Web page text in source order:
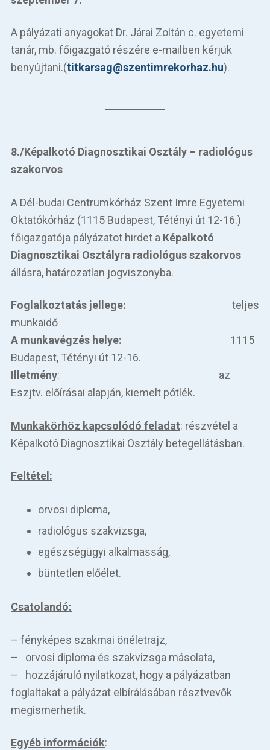
A pályázati anyagokat Dr. Járai Zoltán c. egyetemi
tanár, mb. főigazgató részére e-mailben kérjük
benyújtani.(titkarsag@szentimrekorhaz.hu).
8./Képalkotó Diagnosztikai Osztály – radiológus
szakorvos
A Dél-budai Centrumkórház Szent Imre Egyetemi
Oktatókórház (1115 Budapest, Tétényi út 12-16.)
főigazgatója pályázatot hirdet a Képalkotó
Diagnosztikai Osztályra radiológus szakorvos
állásra, határozatlan jogviszonyba.
Foglalkoztatás jellege:
teljes
munkaidő
A munkavégzés helye:
1115
Budapest, Tétényi út 12-16.
Illetmény: az
Eszjtv. előírásai alapján, kiemelt pótlék.
Munkakörhöz kapcsolódó feladat: részvétel a
Képalkotó Diagnosztikai Osztály betegellátásban.
Feltétel:
orvosi diploma,
radiológus szakvizsga,
egészségügyi alkalmasság,
büntetlen előélet.
Csatolandó:
– fényképes szakmai önéletrajz,
– orvosi diploma és szakvizsga másolata,
– hozzájáruló nyilatkozat, hogy a pályázatban
foglaltakat a pályázat elbírálásában résztvevők
megismerhetik.
Egyéb információk: